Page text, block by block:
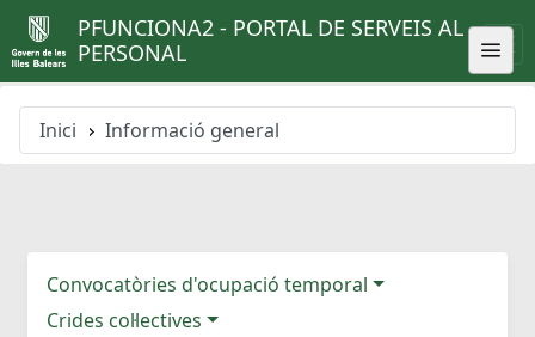
PFUNCIONA2 - PORTAL DE SERVEIS AL
PERSONAL
Inici Informació general
Convocatòries d'ocupació temporal
Crides col·lectives